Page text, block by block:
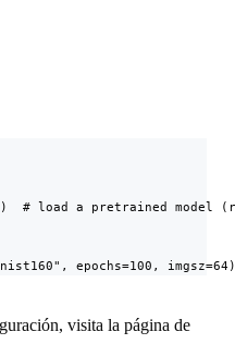
# load a pretrained model
epochs=100, imgsz=64)
visita la página de